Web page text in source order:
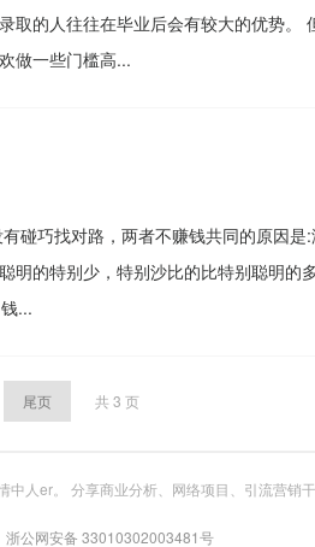
取的人往往在毕业后会有较大的优势。
做一些门槛高...
碰巧找对路，两者不赚钱共同的原因是
明的特别少，特别沙比的比特别聪明的
...
尾页 共 3 页
人er。 分享商业分析、网络项目、引流营销
浙公网安备 33010302003481号